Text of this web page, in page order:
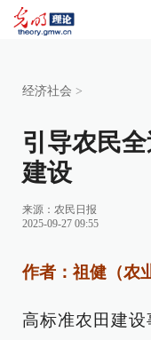
经济社会 >
引导农民
建设
来源： 农民日报
2025-09-27 09:55
作者：祖健（农
高标准农田建